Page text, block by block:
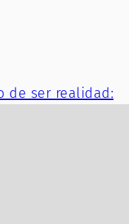
de ser realidad: